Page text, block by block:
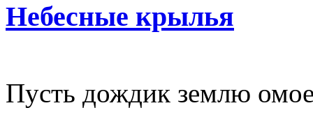
Небесные крылья
Пусть дождик землю